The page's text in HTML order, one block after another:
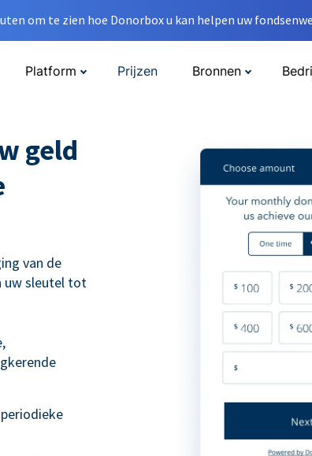
om te zien hoe Donorbox u kan helpen uw
Platform Prijzen Bronnen
geld
van de
uw sleutel tot